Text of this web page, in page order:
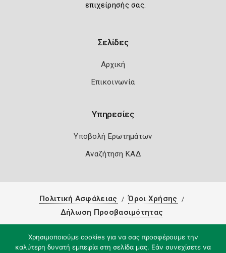
επιχείρησής σας.
Σελίδες
Αρχική
Επικοινωνία
Υπηρεσίες
Υποβολή Ερωτημάτων
Αναζήτηση ΚΑΔ
Πολιτική Ασφάλειας
Όροι Χρήσης
Δήλωση Προσβασιμότητας
Χρησιμοποιούμε cookies για να σας προσφέρουμε την
καλύτερη δυνατή εμπειρία στη σελίδα μας. Εάν συνεχίσετε να